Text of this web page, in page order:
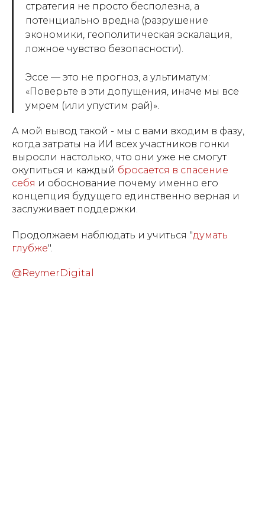
стратегия не просто бесполезна, а
потенциально вредна (разрушение
экономики, геополитическая эскалация,
ложное чувство безопасности).
Эссе — это не прогноз, а ультиматум:
«Поверьте в эти допущения, иначе мы все
умрем (или упустим рай)».
А мой вывод такой - мы с вами входим в фазу,
когда затраты на ИИ всех участников гонки
выросли настолько, что они уже не смогут
окупиться и каждый бросается в спасение
себя и обоснование почему именно его
концепция будущего единственно верная и
заслуживает поддержки.
Продолжаем наблюдать и учиться "думать
глубже".
@ReymerDigital